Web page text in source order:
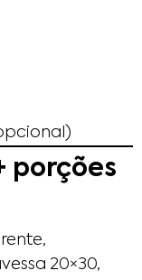
porções
20×30,